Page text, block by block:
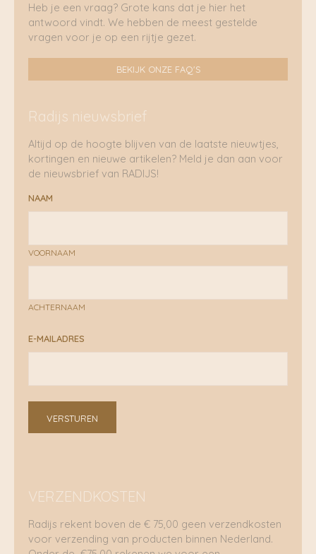
Heb je een vraag? Grote kans dat je hier het
antwoord vindt. We hebben de meest gestelde
vragen voor je op een rijtje gezet.
BEKIJK ONZE FAQ'S
Radijs nieuwsbrief
Altijd op de hoogte blijven van de laatste nieuwtjes,
kortingen en nieuwe artikelen? Meld je dan aan voor
de nieuwsbrief van RADIJS!
NAAM
VOORNAAM
ACHTERNAAM
E-MAILADRES
VERSTUREN
VERZENDKOSTEN
Radijs rekent boven de € 75,00 geen verzendkosten
voor verzending van producten binnen Nederland.